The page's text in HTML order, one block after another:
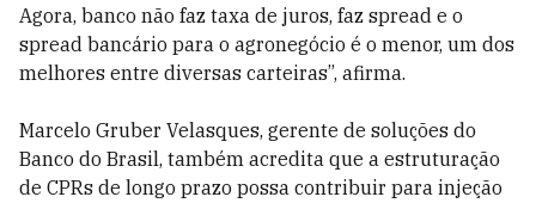
Agora, banco não faz taxa de juros, faz spread e o
spread bancário para o agronegócio é o menor, um dos
melhores entre diversas carteiras”, afirma.
Marcelo Gruber Velasques, gerente de soluções do
Banco do Brasil, também acredita que a estruturação
de CPRs de longo prazo possa contribuir para injeção